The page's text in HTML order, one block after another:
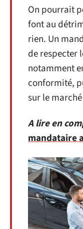
On pourrait
font au
rien. Un
de respecter
notamment
conformité,
sur le
A lire en
mandataire